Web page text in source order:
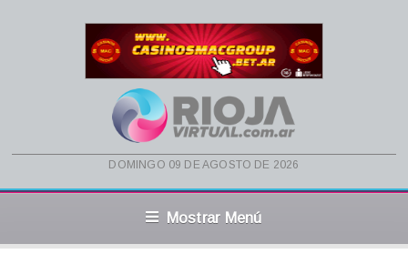
domingo 09 de agosto de 2026
Mostrar Menú